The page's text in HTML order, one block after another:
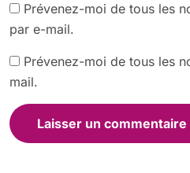
Prévenez-moi de tous les
par e-mail.
Prévenez-moi de tous les
mail.